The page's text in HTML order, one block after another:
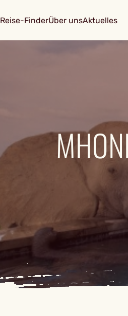
Reise-FinderÜber unsAktuelles